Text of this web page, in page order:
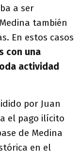
a ser
también
En estos casos
con una
actividad
por Juan
el pago ilícito
de Medina
en el